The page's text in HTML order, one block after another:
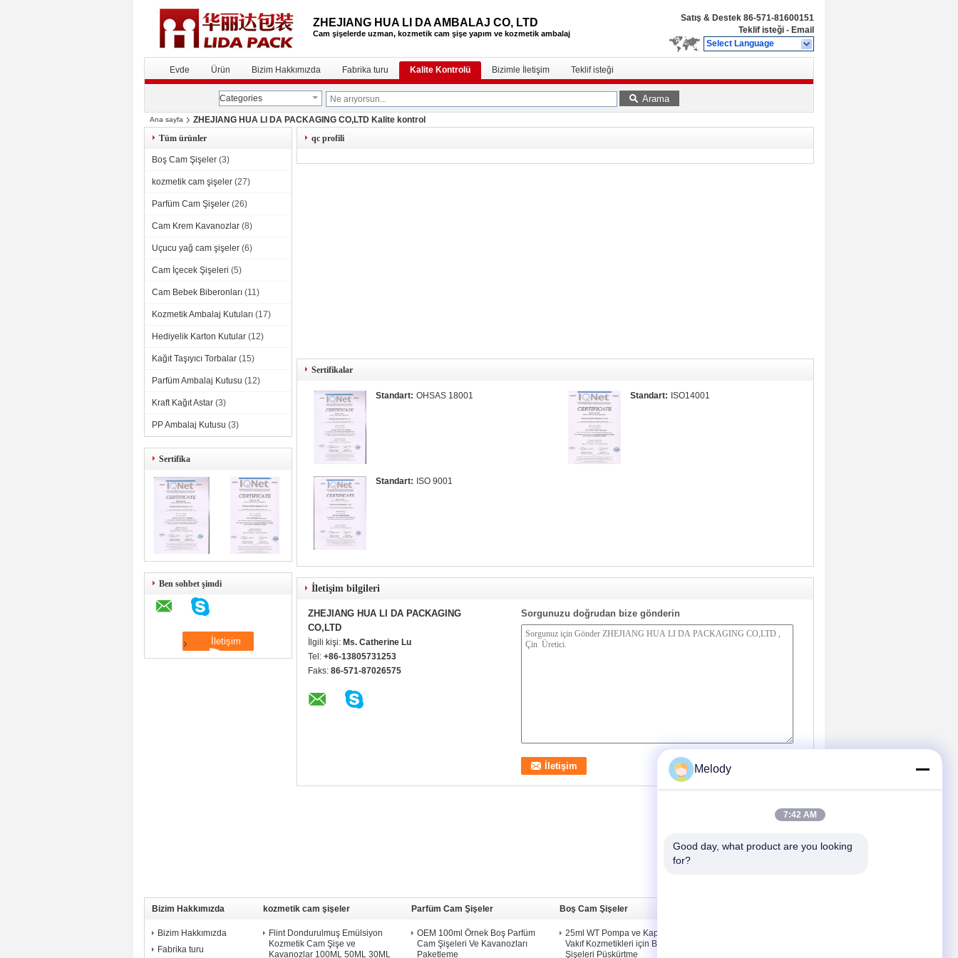
ZHEJIANG HUA LI DA AMBALAJ CO, LTD
Cam şişelerde uzman, kozmetik cam şişe yapım ve kozmetik ambalaj
Satış & Destek 86-571-81600151
Teklif isteği - Email
Select Language
Evde Ürün Bizim Hakkımızda Fabrika turu Kalite Kontrolü Bizimle İletişim Teklif isteği
Categories Arama
Ana sayfa
ZHEJIANG HUA LI DA PACKAGING CO,LTD Kalite kontrol
Tüm ürünler
Boş Cam Şişeler (3)
kozmetik cam şişeler (27)
Parfüm Cam Şişeler (26)
Cam Krem Kavanozlar (8)
Uçucu yağ cam şişeler (6)
Cam İçecek Şişeleri (5)
Cam Bebek Biberonları (11)
Kozmetik Ambalaj Kutuları (17)
Hediyelik Karton Kutular (12)
Kağıt Taşıyıcı Torbalar (15)
Parfüm Ambalaj Kutusu (12)
Kraft Kağıt Astar (3)
PP Ambalaj Kutusu (3)
Sertifika
Ben sohbet şimdi
qc profili
Sertifikalar
Standart: OHSAS 18001 Standart: ISO14001
Standart: ISO 9001
İletişim bilgileri
ZHEJIANG HUA LI DA PACKAGING
CO,LTD
İlgili kişi: Ms. Catherine Lu
Tel: +86-13805731253
Faks: 86-571-87026575
Sorgunuzu doğrudan bize gönderin
Bizim Hakkımızda
Bizim Hakkımızda
Fabrika turu
kozmetik cam şişeler
Flint Dondurulmuş Emülsiyon
Kozmetik Cam Şişe ve
Kavanozlar 100ML 50ML 30ML
Parfüm Cam Şişeler
OEM 100ml Örnek Boş Parfüm
Cam Şişeleri Ve Kavanozları
Paketleme
Boş Cam Şişeler
25ml WT Pompa ve Kapaklı
Vakıf Kozmetikleri için Boş Cam
Şişeleri Püskürtme
Melody
7:42 AM
Good day, what product are you looking
for?